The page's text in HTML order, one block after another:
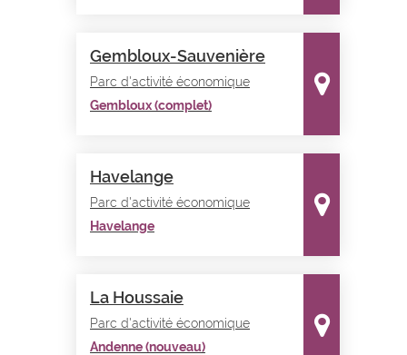
Gembloux-Sauvenière
Parc d'activité économique
Gembloux (complet)
Havelange
Parc d'activité économique
Havelange
La Houssaie
Parc d'activité économique
Andenne (nouveau)